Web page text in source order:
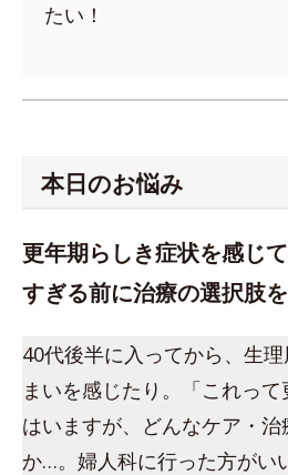
たい！
本日のお悩み
更年期らしき症状を感じ
すぎる前に治療の選択肢
40代後半に入ってから、生
まいを感じたり。「これっ
はいますが、どんなケア・
か…。婦人科に行った方がい